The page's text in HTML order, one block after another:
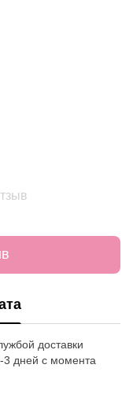
доставки
3 дней с момента